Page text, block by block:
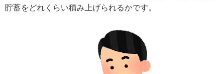
貯蓄をどれくらい積み上げられるかです。